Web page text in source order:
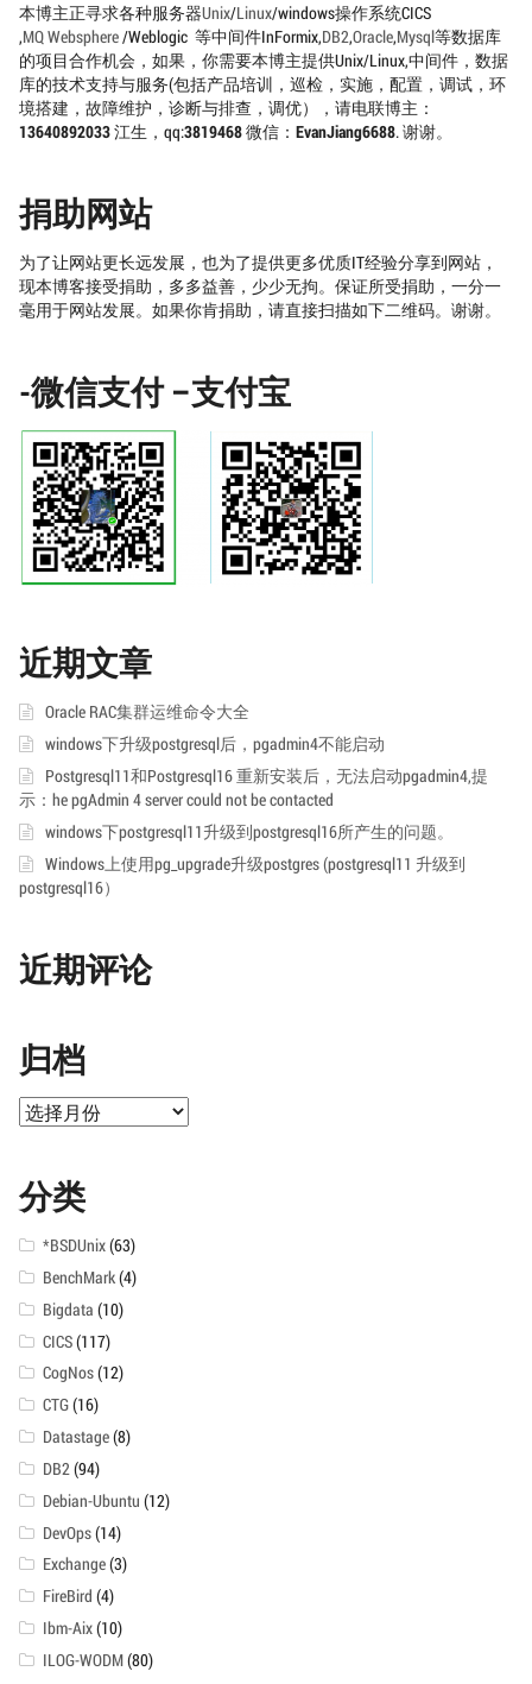
本博主正寻求各种服务器Unix/Linux/windows操作系统CICS
,MQWebsphere/Weblogic 等中间件InFormix,DB2,Oracle,Mysql等数据库
的项目合作机会，如果，你需要本博主提供Unix/Linux,中间件，数据
库的技术支持与服务(包括产品培训，巡检，实施，配置，调试，环
境搭建，故障维护，诊断与排查，调优），请电联博主：
13640892033江生，qq:3819468微信： EvanJiang6688. 谢谢。
捐助网站
为了让网站更长远发展，也为了提供更多优质IT经验分享到网站，
现本博客接受捐助，多多益善，少少无拘。保证所受捐助，一分一
毫用于网站发展。如果你肯捐助，请直接扫描如下二维码。谢谢。
-微信支付 –支付宝
近期文章
Oracle RAC集群运维命令大全
windows下升级postgresql后，pgadmin4不能启动
Postgresql11和Postgresql16 重新安装后，无法启动pgadmin4,提
示：he pgAdmin 4 server could not be contacted
windows下postgresql11升级到postgresql16所产生的问题。
Windows上使用pg_upgrade升级postgres (postgresql11 升级到
postgresql16）
近期评论
归档
归
分类
*BSDUnix(63)
BenchMark(4)
Bigdata (10)
CICS(117)
CogNos(12)
CTG(16)
Datastage(8)
DB2(94)
Debian-Ubuntu (12)
DevOps(14)
Exchange(3)
FireBird (4)
Ibm-Aix(10)
ILOG-WODM(80)